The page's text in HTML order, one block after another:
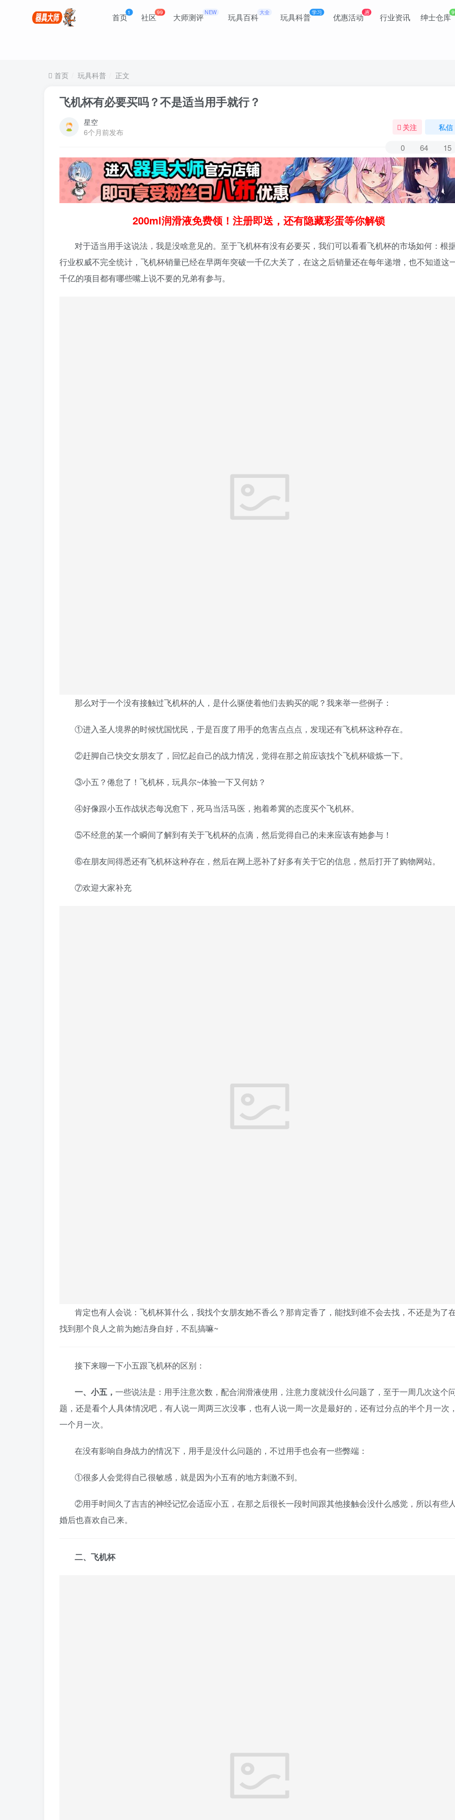
首页1 社区99 大师测评NEW 玩具百科 大全 玩具科普学习 优惠活动惠 行业资讯 绅士仓库
首页 玩具科普 正文
飞机杯有必要买吗？不是适当用手就行？
星空
6个月前发布
关注 私信
0 64 15
200ml润滑液免费领！注册即送，还有隐藏彩蛋等你解锁
对于适当用手这说法，我是没啥意见的。至于飞机杯有没有必要买，我们可以看看飞机杯的市场如何：根
行业权威不完全统计，飞机杯销量已经在早两年突破一千亿大关了，在这之后销量还在每年递增，也不知道这
千亿的项目都有哪些嘴上说不要的兄弟有参与。
那么对于一个没有接触过飞机杯的人，是什么驱使着他们去购买的呢？我来举一些例子：
①进入圣人境界的时候忧国忧民，于是百度了用手的危害点点点，发现还有飞机杯这种存在。
②赶脚自己快交女朋友了，回忆起自己的战力情况，觉得在那之前应该找个飞机杯锻炼一下。
③小五？倦怠了！飞机杯，玩具尔~体验一下又何妨？
④好像跟小五作战状态每况愈下，死马当活马医，抱着希冀的态度买个飞机杯。
⑤不经意的某一个瞬间了解到有关于飞机杯的点滴，然后觉得自己的未来应该有她参与！
⑥在朋友间得悉还有飞机杯这种存在，然后在网上恶补了好多有关于它的信息，然后打开了购物网站。
⑦欢迎大家补充
肯定也有人会说：飞机杯算什么，我找个女朋友她不香么？那肯定香了，能找到谁不会去找，不还是为了
找到那个良人之前为她洁身自好，不乱搞嘛~
接下来聊一下小五跟飞机杯的区别：
一、小五， 一些说法是：用手注意次数，配合润滑液使用，注意力度就没什么问题了，至于一周几次这个
题，还是看个人具体情况吧，有人说一周两三次没事，也有人说一周一次是最好的，还有过分点的半个月一次
一个月一次。
在没有影响自身战力的情况下，用手是没什么问题的，不过用手也会有一些弊端：
①很多人会觉得自己很敏感，就是因为小五有的地方刺激不到。
②用手时间久了吉吉的神经记忆会适应小五，在那之后很长一段时间跟其他接触会没什么感觉，所以有些
婚后也喜欢自己来。
二、飞机杯